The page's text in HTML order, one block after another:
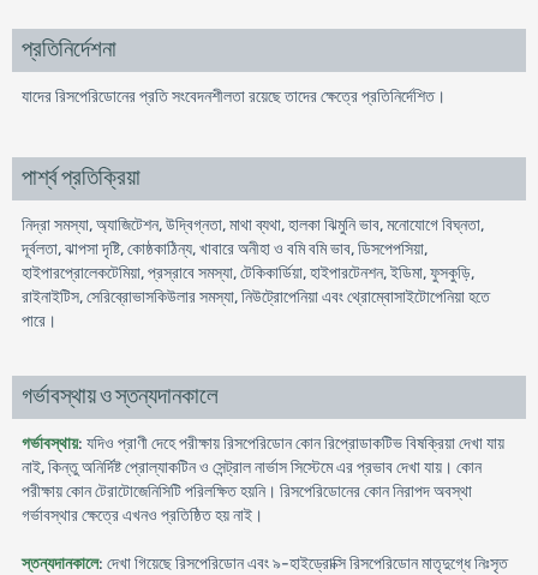
প্রতিনির্দেশনা
যাদের রিসপেরিডোনের প্রতি সংবেদনশীলতা রয়েছে তাদের ক্ষেত্রে প্রতিনির্দেশিত।
পার্শ্ব প্রতিক্রিয়া
নিদ্রা সমস্যা, অ্যাজিটেশন, উদ্বিগ্নতা, মাথা ব্যথা, হালকা ঝিমুনি ভাব, মনোযোগে বিঘ্নতা,
দূর্বলতা, ঝাপসা দৃষ্টি, কোষ্ঠকাঠিন্য, খাবারে অনীহা ও বমি বমি ভাব, ডিসপেপসিয়া,
হাইপারপ্রোলেকটেমিয়া, প্রস্রাবে সমস্যা, টেকিকার্ডিয়া, হাইপারটেনশন, ইডিমা, ফুসকুড়ি,
রাইনাইটিস, সেরিব্রোভাসকিউলার সমস্যা, নিউট্রোপেনিয়া এবং থ্রোম্বোসাইটোপেনিয়া হতে
পারে।
গর্ভাবস্থায় ও স্তন্যদানকালে
গর্ভাবস্থায়: যদিও প্রাণী দেহে পরীক্ষায় রিসপেরিডোন কোন রিপ্রোডাকটিভ বিষক্রিয়া দেখা যায়
নাই, কিন্তু অনির্দিষ্ট প্রোল্যাকটিন ও সেন্ট্রাল নার্ভাস সিস্টেমে এর প্রভাব দেখা যায়। কোন
পরীক্ষায় কোন টেরাটোজেনিসিটি পরিলক্ষিত হয়নি। রিসপেরিডোনের কোন নিরাপদ অবস্থা
গর্ভাবস্থার ক্ষেত্রে এখনও প্রতিষ্ঠিত হয় নাই।
স্তন্যদানকালে: দেখা গিয়েছে রিসপেরিডোন এবং ৯-হাইড্রোক্সি রিসপেরিডোন মাতৃদুগ্ধে নিঃসৃত